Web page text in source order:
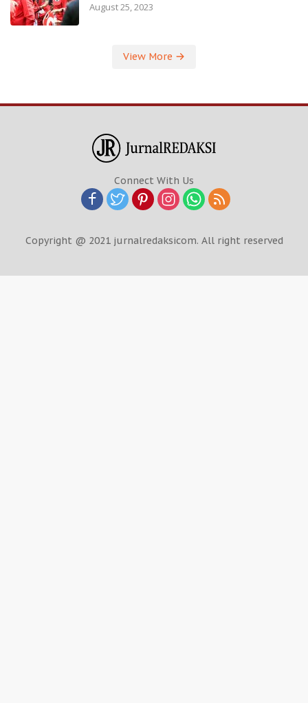
August 25, 2023
View More
Connect With Us
Copyright @ 2021 jurnalredaksicom. All right reserved